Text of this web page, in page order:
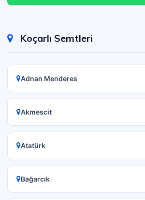
Koçarlı Semtleri
Adnan Menderes
Akmescit
Atatürk
Bağarcık